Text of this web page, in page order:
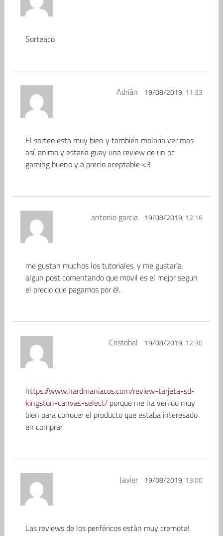
Sorteaco
Adrián 19/08/2019, 11:33
El sorteo esta muy bien y también molaria ver mas
así, animo y estaría guay una review de un pc
gaming bueno y a precio aceptable <3
antonio garcia 19/08/2019, 12:16
me gustan muchos los tutoriales, y me gustaría
algun post comentando que movil es el mejor segun
el precio que pagamos por él.
Cristobal 19/08/2019, 12:30
https://www.hardmaniacos.com/review-tarjeta-sd-
kingston-canvas-select/porque me ha venido muy
bien para conocer el producto que estaba interesado
en comprar
Javier 19/08/2019, 13:00
Las reviews de los periféricos están muy cremota!